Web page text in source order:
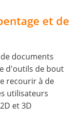
et de
documents
d'outils de bout
recourir à de
utilisateurs
et 3D